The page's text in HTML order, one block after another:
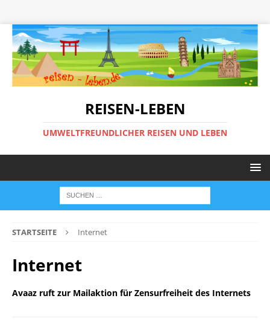
REISEN-LEBEN
UMWELTFREUNDLICHER REISEN UND LEBEN
STARTSEITE Internet
Internet
Avaaz ruft zur Mailaktion für Zensurfreiheit des Internets